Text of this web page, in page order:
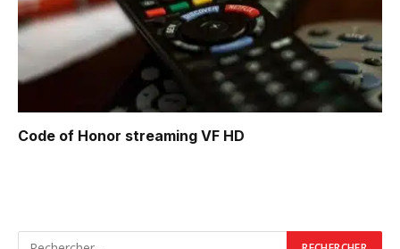
Code of Honor streaming VF HD